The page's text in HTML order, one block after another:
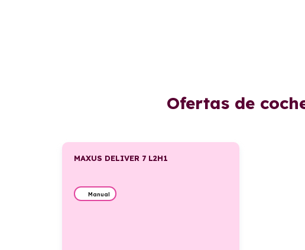
Ofertas de
MAXUS DELIVER 7 L2H1
Manual